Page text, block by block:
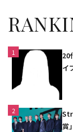
1
20
イ
2
賞